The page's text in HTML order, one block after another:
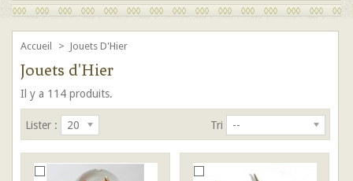
Accueil > Jouets D'Hier
Jouets d'Hier
Il y a 114 produits.
Tri --
Lister : 20